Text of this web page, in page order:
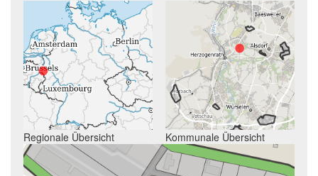
Regionale Übersicht Kommunale Übersicht